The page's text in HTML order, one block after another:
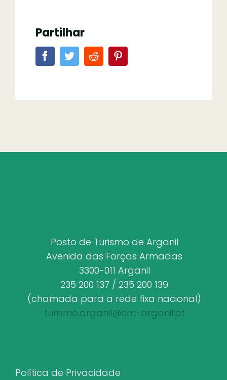
Partilhar
Posto de Turismo de Arganil
Avenida das Forças Armadas
3300-011 Arganil
235 200 137 / 235 200 139
(chamada para a rede fixa nacional)
turismo.arganil@cm-arganil.pt
Política de Privacidade